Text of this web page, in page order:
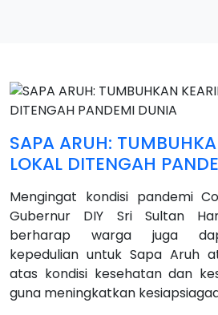
SAPA ARUH:
LOKAL DITENGAH
Mengingat kondisi pandemi
Gubernur DIY Sri Sultan
berharap warga juga
kepedulian untuk Sapa Aruh
atas kondisi kesehatan dan
guna meningkatkan